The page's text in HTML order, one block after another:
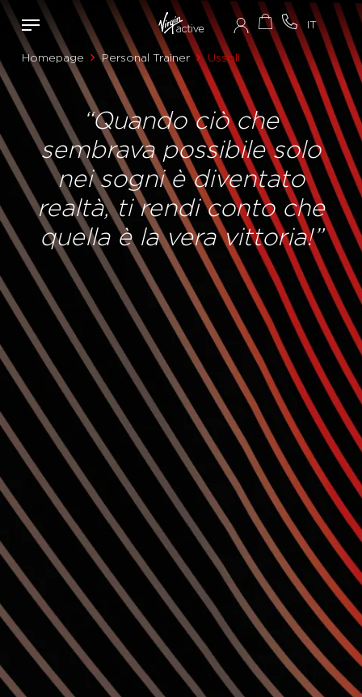
Homepage Personal Trainer Ussoli
“Quando ciò che
sembrava possibile solo
nei sogni è diventato
realtà, ti rendi conto che
quella è la vera vittoria!”